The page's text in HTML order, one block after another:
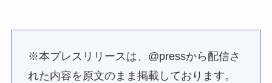
※本プレスリリースは、@pressから配信さ
れた内容を原文のまま掲載しております。